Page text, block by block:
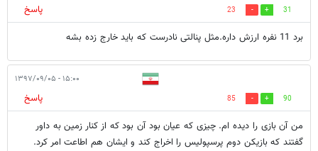
31
23
پاسخ
برد 11 نفره ارزش داره.مثل پنالتی نادرست که باید خارج زده بشه
۱۵:۰۰ - ۱۳۹۷/۰۹/۰۵
90
85
پاسخ
من آن بازی را دیده ام. چیزی که عیان بود آن بود که از کنار زمین به داور
گفتند که بازیکن دوم پرسپولیس را اخراج کند و ایشان هم اطاعت امر کرد.